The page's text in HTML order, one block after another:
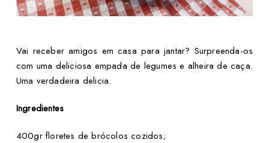
Vai receber amigos em casa para jantar? Surpreenda-os
com uma deliciosa empada de legumes e alheira de caça.
Uma verdadeira delicia.
Ingredientes
400gr floretes de brócolos cozidos;